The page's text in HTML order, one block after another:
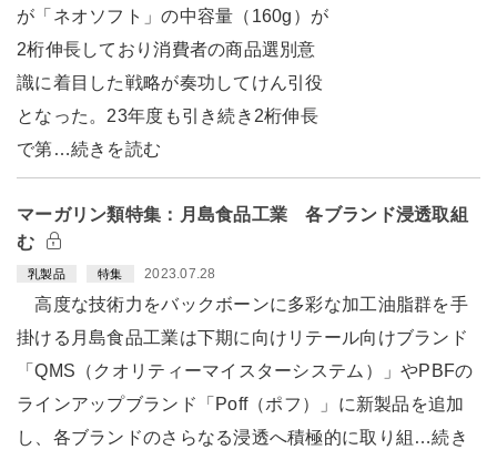
が「ネオソフト」の中容量（160g）が
2桁伸長しており消費者の商品選別意
識に着目した戦略が奏功してけん引役
となった。23年度も引き続き2桁伸長
で第…続きを読む
マーガリン類特集：月島食品工業 各ブランド浸透取組
む
乳製品 特集 2023.07.28
高度な技術力をバックボーンに多彩な加工油脂群を手
掛ける月島食品工業は下期に向けリテール向けブランド
「QMS（クオリティーマイスターシステム）」やPBFの
ラインアップブランド「Poff（ポフ）」に新製品を追加
し、各ブランドのさらなる浸透へ積極的に取り組…続き